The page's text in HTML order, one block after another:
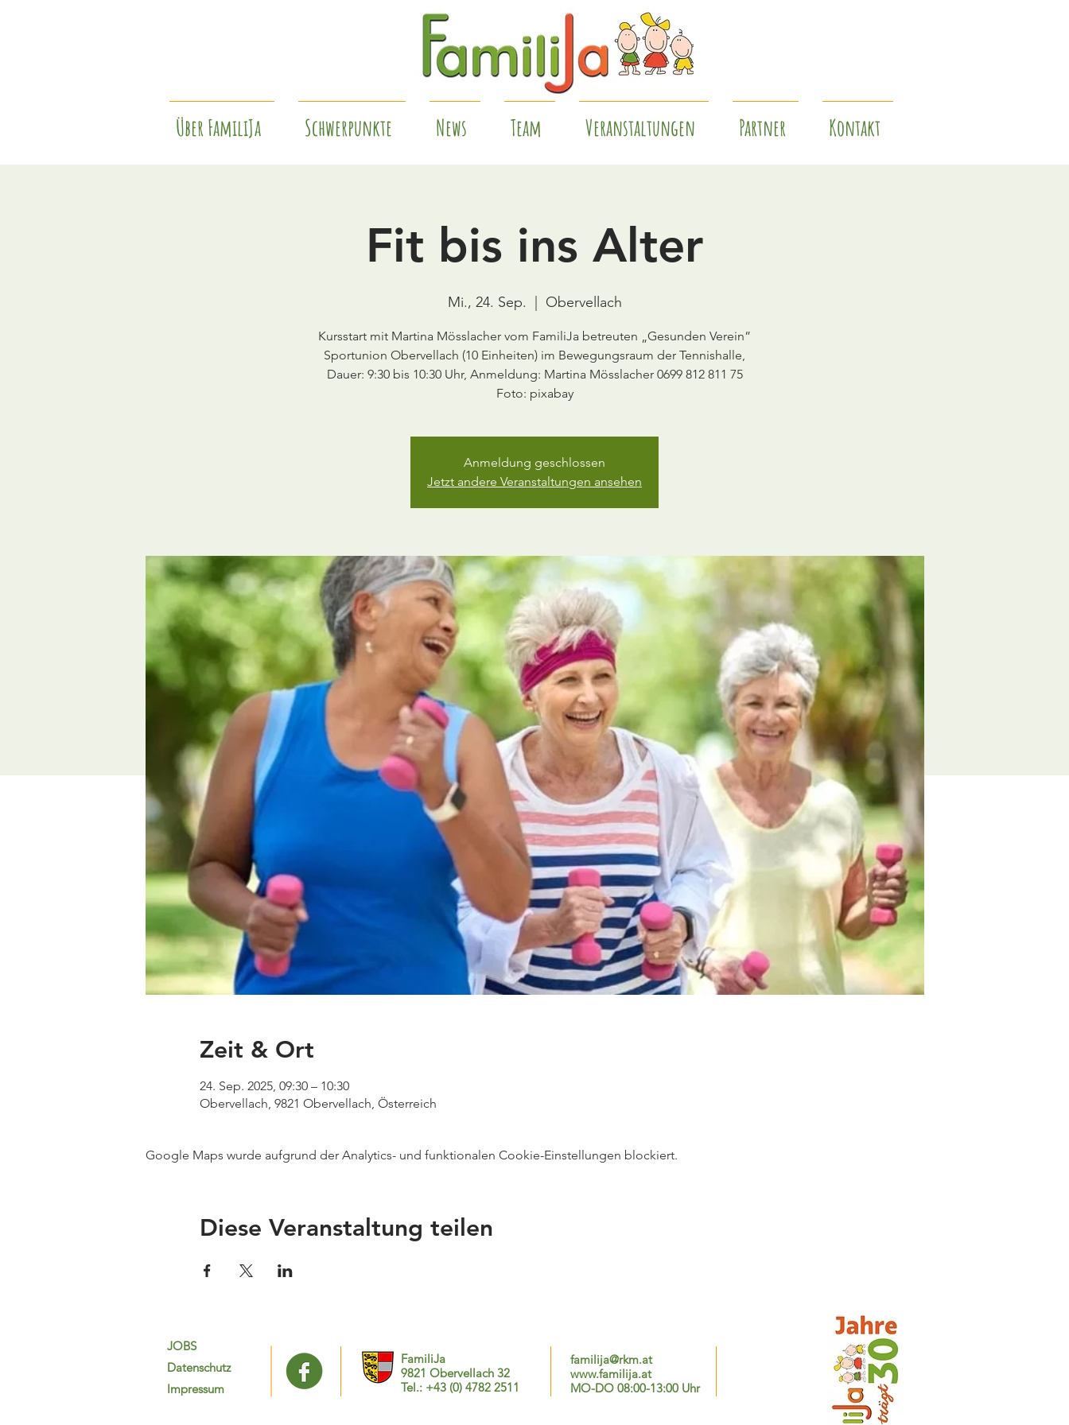
Über FamiliJa Schwerpunkte News Team Veranstaltungen Partner Kontakt
Fit bis ins Alter
Mi., 24. Sep. Obervellach
Kursstart mit Martina Mösslacher vom FamiliJa betreuten „Gesunden Verein”
Sportunion Obervellach (10 Einheiten) im Bewegungsraum der Tennishalle,
Dauer: 9:30 bis 10:30 Uhr, Anmeldung: Martina Mösslacher 0699 812 811 75
Foto: pixabay
Anmeldung geschlossen
Jetzt andere Veranstaltungen ansehen
Zeit & Ort
24. Sep. 2025, 09:30 – 10:30
Obervellach, 9821 Obervellach, Österreich
Google Maps wurde aufgrund der Analytics- und funktionalen Cookie-Einstellungen blockiert.
Diese Veranstaltung teilen
JOBS
Datenschutz
Impressum
FamiliJa
9821 Obervellach 32
Tel.: +43 (0) 4782 2511
familija@rkm.at
www.familija.at
MO-DO 08:00-13:00 Uhr